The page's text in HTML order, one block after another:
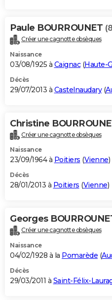
Paule BOURROUNET
Créer une cagnotte obsèques
Naissance
03/08/1925 à Caignac(Haute-
Décès
29/07/2013 à Castelnaudary(
Christine
Créer une cagnotte obsèques
Naissance
23/09/1964 à Poitiers (Vienne)
Décès
28/01/2013 à Poitiers (Vienne)
Georges
Créer une cagnotte obsèques
Naissance
04/02/1928 à la Pomarède (
Décès
29/03/2011 à Saint-Félix-